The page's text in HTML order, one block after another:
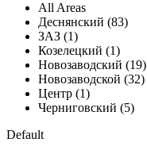
All Areas
Деснянский (83)
ЗАЗ (1)
Козелецкий (1)
Новозаводский (19)
Новозаводской (32)
Центр (1)
Черниговский (5)
Default